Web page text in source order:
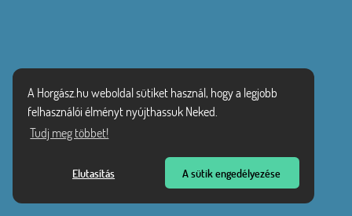
A Horgász.hu weboldal sütiket használ, hogy a legjobb
felhasználói élményt nyújthassuk Neked.
Tudj meg többet!
Elutasítás A sütik engedélyezése